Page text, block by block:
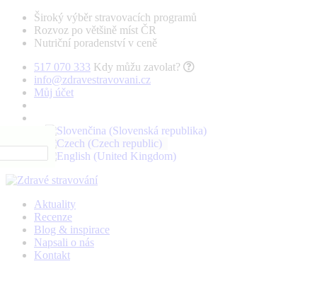
Široký výběr stravovacích programů
Rozvoz po většině míst ČR
Nutriční poradenství v ceně
517 070 333 Kdy můžu zavolat?
info@zdravestravovani.cz
Můj účet
Aktuality
Recenze
Blog & inspirace
Napsali o nás
Kontakt